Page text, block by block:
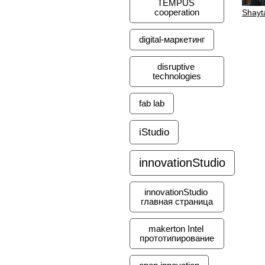
TEMPUS
cooperation
digital-маркетинг
disruptive
technologies
fab lab
iStudio
innovationStudio
innovationStudio
главная страница
makerton Intel
прототипирование